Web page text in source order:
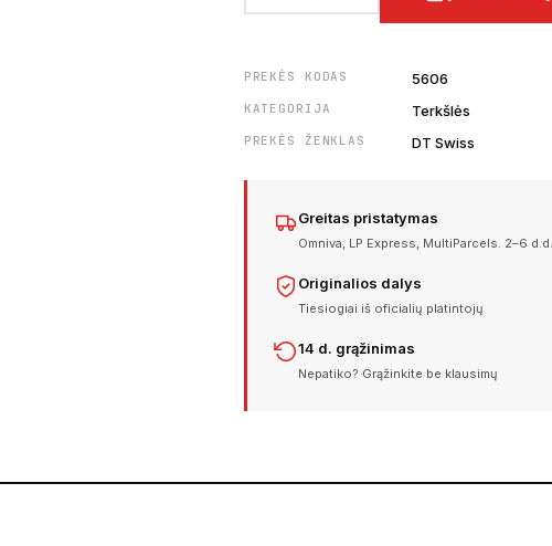
PREKĖS KODAS 5606
KATEGORIJA Terkšlės
PREKĖS ŽENKLAS DT Swiss
Greitas pristatymas
Omniva, LP Express, MultiParcels. 2–6 d.d.
Originalios dalys
Tiesiogiai iš oficialių platintojų
14 d. grąžinimas
Nepatiko? Grąžinkite be klausimų